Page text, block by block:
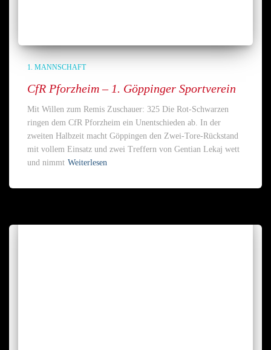
1. MANNSCHAFT
CfR Pforzheim – 1. Göppinger Sportverein
Mit Willen zum Remis Zuschauer: 325 Die Rot-Schwarzen
ringen dem CfR Pforzheim ein Unentschieden ab. In der
zweiten Halbzeit macht Göppingen den Zwei-Tore-Rückstand
mit vollem Einsatz und zwei Treffern von Gentian Lekaj wett
und nimmt Weiterlesen